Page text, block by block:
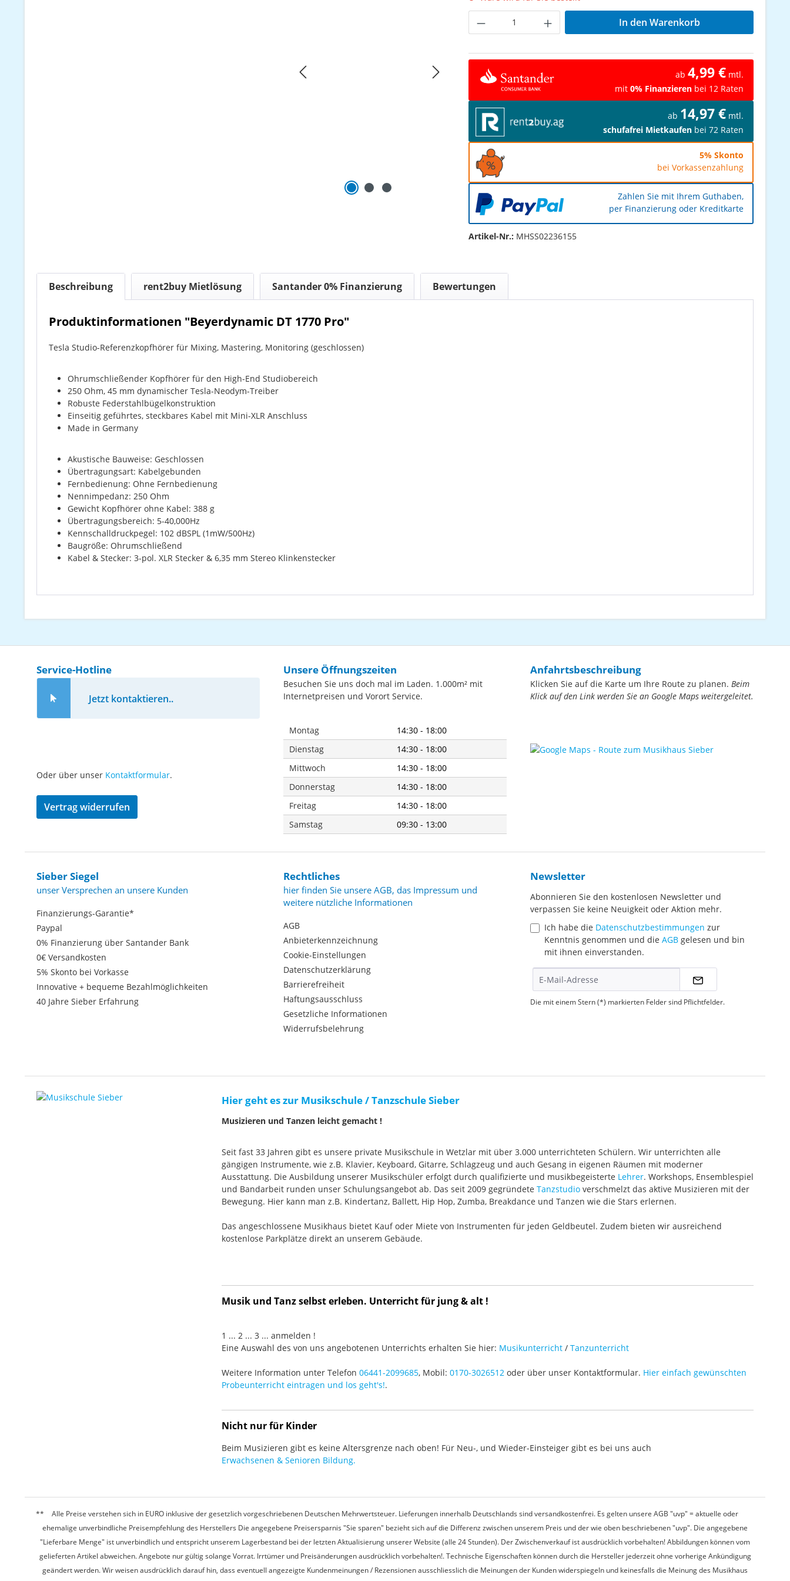
Produkt Anzahl: Gib den gewünschten Wert
In den Warenkorb
ab 4,99 € mtl.
mit 0% Finanzieren bei 12 Raten
ab 14,97 € mtl.
schufafrei Mietkaufen bei 72 Raten
5% Skonto
bei Vorkassenzahlung
Zahlen Sie mit Ihrem Guthaben,
per Finanzierung oder Kreditkarte
Artikel-Nr.: MHSS02236155
Beschreibung rent2buy Mietlösung Santander 0% Finanzierung Bewertungen
Produktinformationen "Beyerdynamic DT 1770 Pro"
Tesla Studio-Referenzkopfhörer für Mixing, Mastering, Monitoring (geschlossen)
Ohrumschließender Kopfhörer für den High-End Studiobereich
250 Ohm, 45 mm dynamischer Tesla-Neodym-Treiber
Robuste Federstahlbügelkonstruktion
Einseitig geführtes, steckbares Kabel mit Mini-XLR Anschluss
Made in Germany
Akustische Bauweise: Geschlossen
Übertragungsart: Kabelgebunden
Fernbedienung: Ohne Fernbedienung
Nennimpedanz: 250 Ohm
Gewicht Kopfhörer ohne Kabel: 388 g
Übertragungsbereich: 5-40,000Hz
Kennschalldruckpegel: 102 dBSPL (1mW/500Hz)
Baugröße: Ohrumschließend
Kabel & Stecker: 3-pol. XLR Stecker & 6,35 mm Stereo Klinkenstecker
Service-Hotline
Jetzt kontaktieren..
Oder über unser Kontaktformular.
Vertrag widerrufen
Unsere Öffnungszeiten
Besuchen Sie uns doch mal im Laden. 1.000m² mit
Internetpreisen und Vorort Service.
Montag
14:30 - 18:00
Dienstag
14:30 - 18:00
Mittwoch
14:30 - 18:00
Donnerstag
14:30 - 18:00
Freitag
14:30 - 18:00
Samstag
09:30 - 13:00
Anfahrtsbeschreibung
Klicken Sie auf die Karte um Ihre Route zu planen. Beim
Klick auf den Link werden Sie an Google Maps weitergeleitet.
Sieber Siegel
unser Versprechen an unsere Kunden
Finanzierungs-Garantie*
Paypal
0% Finanzierung über Santander Bank
0€ Versandkosten
5% Skonto bei Vorkasse
Innovative + bequeme Bezahlmöglichkeiten
40 Jahre Sieber Erfahrung
Rechtliches
hier finden Sie unsere AGB, das Impressum und
weitere nützliche Informationen
AGB
Anbieterkennzeichnung
Cookie-Einstellungen
Datenschutzerklärung
Barrierefreiheit
Haftungsausschluss
Gesetzliche Informationen
Widerrufsbelehrung
Newsletter
Abonnieren Sie den kostenlosen Newsletter und
verpassen Sie keine Neuigkeit oder Aktion mehr.
Ich habe die Datenschutzbestimmungen zur
Kenntnis genommen und die AGB gelesen und bin
mit ihnen einverstanden.
Die mit einem Stern (*) markierten Felder sind Pflichtfelder.
Hier geht es zur Musikschule / Tanzschule Sieber
Musizieren und Tanzen leicht gemacht !
Seit fast 33 Jahren gibt es unsere private Musikschule in Wetzlar mit über 3.000 unterrichteten Schülern. Wir unterrichten alle
gängigen Instrumente, wie z.B. Klavier, Keyboard, Gitarre, Schlagzeug und auch Gesang in eigenen Räumen mit moderner
Ausstattung. Die Ausbildung unserer Musikschüler erfolgt durch qualifizierte und musikbegeisterte Lehrer. Workshops, Ensemblespiel
und Bandarbeit runden unser Schulungsangebot ab. Das seit 2009 gegründete Tanzstudio verschmelzt das aktive Musizieren mit der
Bewegung. Hier kann man z.B. Kindertanz, Ballett, Hip Hop, Zumba, Breakdance und Tanzen wie die Stars erlernen.
Das angeschlossene Musikhaus bietet Kauf oder Miete von Instrumenten für jeden Geldbeutel. Zudem bieten wir ausreichend
kostenlose Parkplätze direkt an unserem Gebäude.
Musik und Tanz selbst erleben. Unterricht für jung & alt !
1 ... 2 ... 3 ... anmelden !
Eine Auswahl des von uns angebotenen Unterrichts erhalten Sie hier: Musikunterricht / Tanzunterricht
Weitere Information unter Telefon 06441-2099685, Mobil: 0170-3026512 oder über unser Kontaktformular. Hier einfach gewünschten
Probeunterricht eintragen und los geht's!.
Nicht nur für Kinder
Beim Musizieren gibt es keine Altersgrenze nach oben! Für Neu-, und Wieder-Einsteiger gibt es bei uns auch
Erwachsenen & Senioren Bildung.
Alle Preise verstehen sich in EURO inklusive der gesetzlich vorgeschriebenen Deutschen Mehrwertsteuer. Lieferungen innerhalb Deutschlands sind versandkostenfrei. Es gelten unsere AGB "uvp" = aktuelle oder
ehemalige unverbindliche Preisempfehlung des Herstellers Die angegebene Preisersparnis "Sie sparen" bezieht sich auf die Differenz zwischen unserem Preis und der wie oben beschriebenen "uvp". Die angegebene
"Lieferbare Menge" ist unverbindlich und entspricht unserem Lagerbestand bei der letzten Aktualisierung unserer Website (alle 24 Stunden). Der Zwischenverkauf ist ausdrücklich vorbehalten! Abbildungen können vom
gelieferten Artikel abweichen. Angebote nur gültig solange Vorrat. Irrtümer und Preisänderungen ausdrücklich vorbehalten!. Technische Eigenschaften können durch die Hersteller jederzeit ohne vorherige Ankündigung
geändert werden. Wir weisen ausdrücklich darauf hin, dass eventuell angezeigte Kundenmeinungen / Rezensionen ausschliesslich die Meinungen der Kunden widerspiegeln und keinesfalls die Meinung des Musikhaus